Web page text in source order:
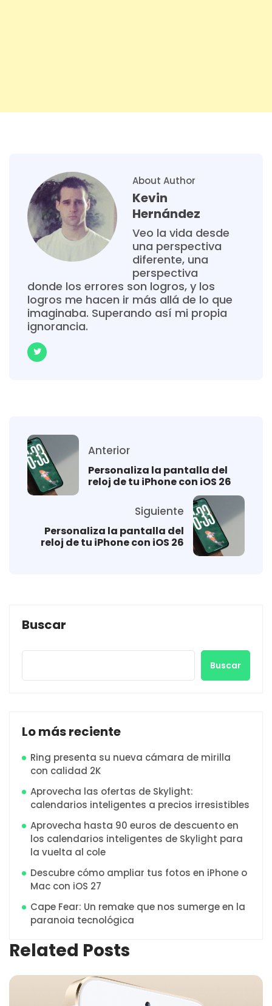
About Author
Kevin
Hernández
Veo la vida desde
una perspectiva
diferente, una
perspectiva
donde los errores son logros, y los
logros me hacen ir más allá de lo que
imaginaba. Superando así mi propia
ignorancia.
Anterior
Personaliza la pantalla del
reloj de tu iPhone con iOS 26
Siguiente
Personaliza la pantalla del
reloj de tu iPhone con iOS 26
Buscar
Buscar
Lo más reciente
Ring presenta su nueva cámara de mirilla
con calidad 2K
Aprovecha las ofertas de Skylight:
calendarios inteligentes a precios irresistibles
Aprovecha hasta 90 euros de descuento en
los calendarios inteligentes de Skylight para
la vuelta al cole
Descubre cómo ampliar tus fotos en iPhone o
Mac con iOS 27
Cape Fear: Un remake que nos sumerge en la
paranoia tecnológica
Related Posts